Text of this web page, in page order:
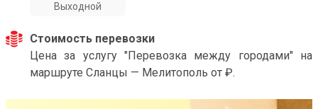
Выходной
Стоимость перевозки
Цена за услугу "Перевозка между городами" на
маршруте Сланцы — Мелитополь от ₽.